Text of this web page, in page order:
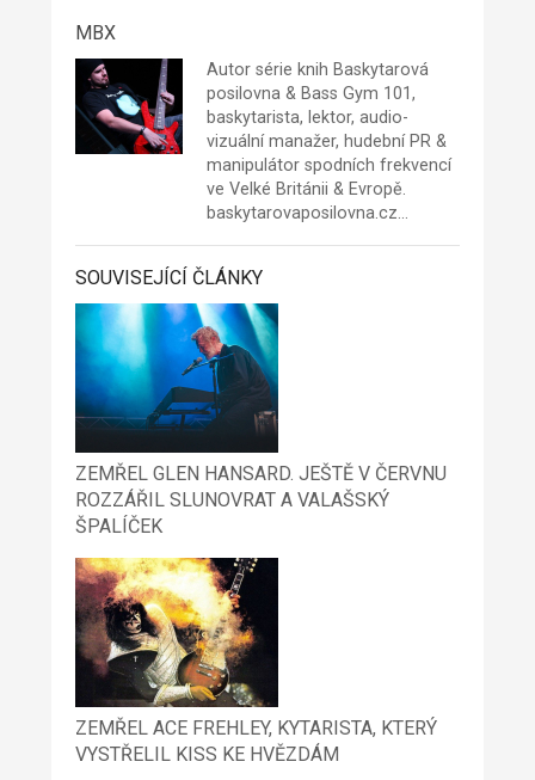
MBX
Autor série knih Baskytarová
posilovna & Bass Gym 101,
baskytarista, lektor, audio-
vizuální manažer, hudební PR &
manipulátor spodních frekvencí
ve Velké Británii & Evropě.
baskytarovaposilovna.cz…
SOUVISEJÍCÍ ČLÁNKY
ZEMŘEL GLEN HANSARD. JEŠTĚ V ČERVNU
ROZZÁŘIL SLUNOVRAT A VALAŠSKÝ
ŠPALÍČEK
ZEMŘEL ACE FREHLEY, KYTARISTA, KTERÝ
VYSTŘELIL KISS KE HVĚZDÁM